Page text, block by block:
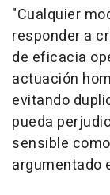
"Cualquier
responder a
de eficacia
actuación
evitando
pueda
sensible
argumentado